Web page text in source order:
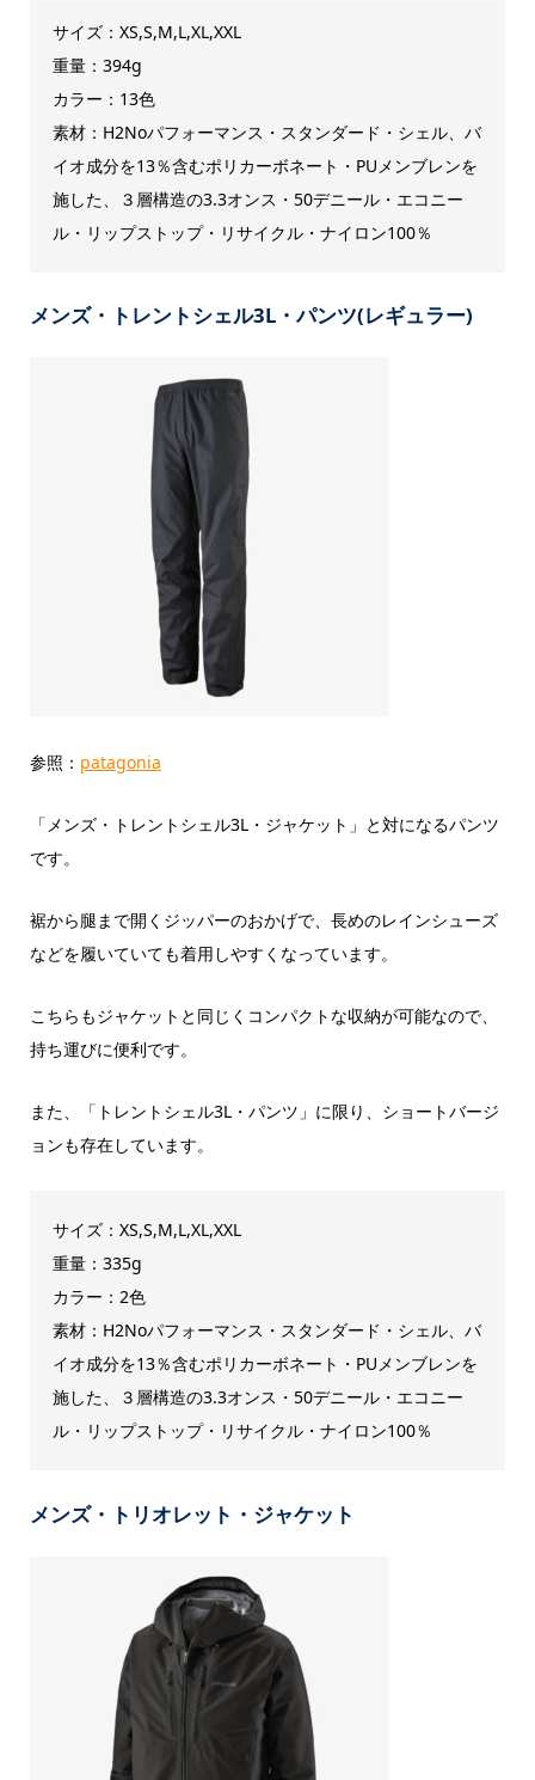
サイズ：XS,S,M,L,XL,XXL
重量：394g
カラー：13色
素材：H2Noパフォーマンス・スタンダード・シェル、バ
イオ成分を13％含むポリカーボネート・PUメンブレンを
施した、３層構造の3.3オンス・50デニール・エコニー
ル・リップストップ・リサイクル・ナイロン100％
メンズ・トレントシェル3L・パンツ(レギュラー)
参照： patagonia
「メンズ・トレントシェル3L・ジャケット」と対になるパンツ
です。
裾から腿まで開くジッパーのおかげで、長めのレインシューズ
などを履いていても着用しやすくなっています。
こちらもジャケットと同じくコンパクトな収納が可能なので、
持ち運びに便利です。
また、「トレントシェル3L・パンツ」に限り、ショートバージ
ョンも存在しています。
サイズ：XS,S,M,L,XL,XXL
重量：335g
カラー：2色
素材：H2Noパフォーマンス・スタンダード・シェル、バ
イオ成分を13％含むポリカーボネート・PUメンブレンを
施した、３層構造の3.3オンス・50デニール・エコニー
ル・リップストップ・リサイクル・ナイロン100％
メンズ・トリオレット・ジャケット